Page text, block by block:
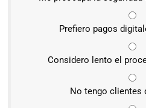
Prefiero pagos
Considero lento el
No tengo clientes